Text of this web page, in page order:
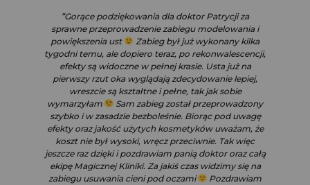
”Gorące podziękowania dla doktor Patrycji za
sprawne przeprowadzenie zabiegu modelowania i
powiększenia ust
Zabieg był już wykonany kilka
tygodni temu, ale dopiero teraz, po rekonwalescencji,
efekty są widoczne w pełnej krasie. Usta już na
pierwszy rzut oka wyglądają zdecydowanie lepiej,
wreszcie są kształtne i pełne, tak jak sobie
wymarzyłam
Sam zabieg został przeprowadzony
szybko i w zasadzie bezboleśnie. Biorąc pod uwagę
efekty oraz jakość użytych kosmetyków uważam, że
koszt nie był wysoki, wręcz przeciwnie. Tak więc
jeszcze raz dzięki i pozdrawiam panią doktor oraz całą
ekipę Magicznej Kliniki. Za jakiś czas widzimy się na
zabiegu usuwania cieni pod oczami
Pozdrawiam